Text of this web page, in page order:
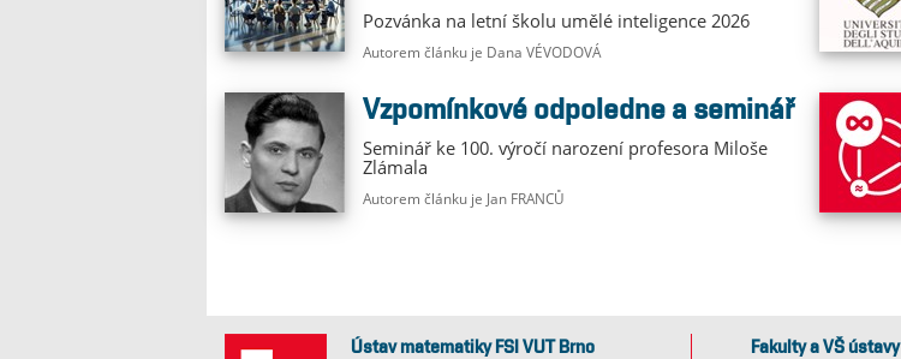
Pozvánka na letní školu umělé inteligence 2026
Autorem článku je Dana VÉVODOVÁ
Vzpomínkové odpoledne a seminář
Seminář ke 100. výročí narození profesora Miloše
Zlámala
Autorem článku je Jan FRANCŮ
Ústav matematiky FSI VUT Brno
Fakulty a VŠ ústavy